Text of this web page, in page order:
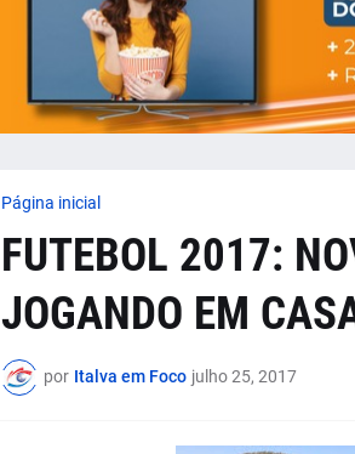
Página inicial
FUTEBOL 2017:
JOGANDO EM
por Italva em Foco julho 25, 2017